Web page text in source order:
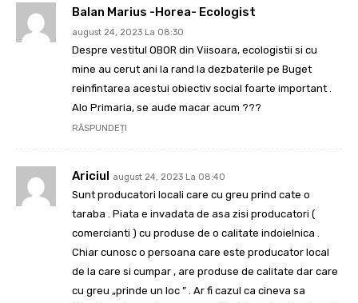
Balan Marius -Horea- Ecologist
august 24, 2023 La 08:30
Despre vestitul OBOR din Viisoara, ecologistii si cu
mine au cerut ani la rand la dezbaterile pe Buget
reinfintarea acestui obiectiv social foarte important .
Alo Primaria, se aude macar acum ???
RĂSPUNDEȚI
Ariciul august 24, 2023 La 08:40
Sunt producatori locali care cu greu prind cate o
taraba . Piata e invadata de asa zisi producatori (
comercianti ) cu produse de o calitate indoielnica .
Chiar cunosc o persoana care este producator local
de la care si cumpar , are produse de calitate dar care
cu greu „prinde un loc ” . Ar fi cazul ca cineva sa